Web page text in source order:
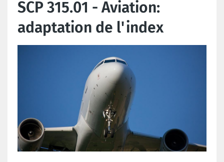
SCP 315.01 - Aviation:
adaptation de l'index